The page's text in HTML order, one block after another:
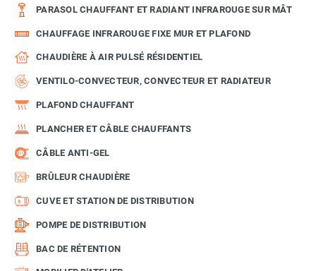
PARASOL CHAUFFANT ET RADIANT INFRAROUGE SUR MÂT
CHAUFFAGE INFRAROUGE FIXE MUR ET PLAFOND
CHAUDIÈRE À AIR PULSÉ RÉSIDENTIEL
VENTILO-CONVECTEUR, CONVECTEUR ET RADIATEUR
PLAFOND CHAUFFANT
PLANCHER ET CÂBLE CHAUFFANTS
CÂBLE ANTI-GEL
BRÛLEUR CHAUDIÈRE
CUVE ET STATION DE DISTRIBUTION
POMPE DE DISTRIBUTION
BAC DE RÉTENTION